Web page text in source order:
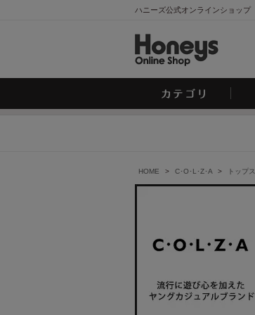
ハニーズ公式オンラインショップ
HOME > C･O･L･Z･A > トップス